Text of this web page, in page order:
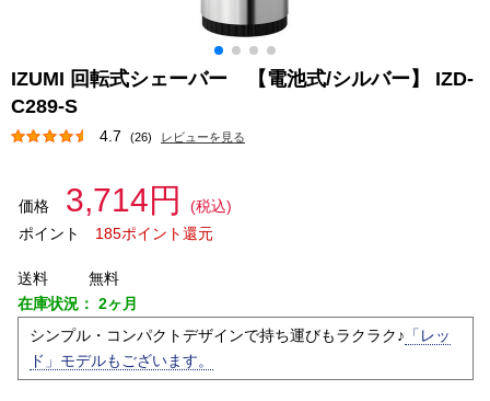
IZUMI 回転式シェーバー 【電池式/シルバー】 IZD-
C289-S
4.7 (26) レビューを見る
価格 3,714円
(税込)
ポイント
185ポイント還元
送料
無料
在庫状況： 2ヶ月
シンプル・コンパクトデザインで持ち運びもラクラク♪ 「レッ
ド」モデルもございます。